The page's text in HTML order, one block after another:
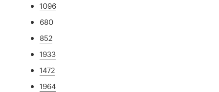
1096
680
852
1933
1472
1964